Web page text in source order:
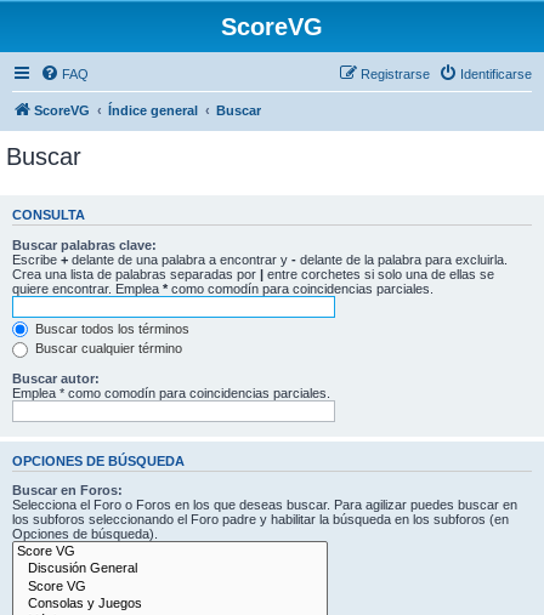
ScoreVG
FAQ Identificarse
Registrarse
ScoreVG Índice general Buscar
Buscar
CONSULTA
Buscar palabras clave:
Escribe + delante de una palabra a encontrar y - delante de la palabra para excluirla.
Crea una lista de palabras separadas por | entre corchetes si solo una de ellas se
quiere encontrar. Emplea * como comodín para coincidencias parciales.
Buscar todos los términos
Buscar cualquier término
Buscar autor:
Emplea * como comodín para coincidencias parciales.
OPCIONES DE BÚSQUEDA
Buscar en Foros:
Selecciona el Foro o Foros en los que deseas buscar. Para agilizar puedes buscar en
los subforos seleccionando el Foro padre y habilitar la búsqueda en los subforos (en
Opciones de búsqueda).